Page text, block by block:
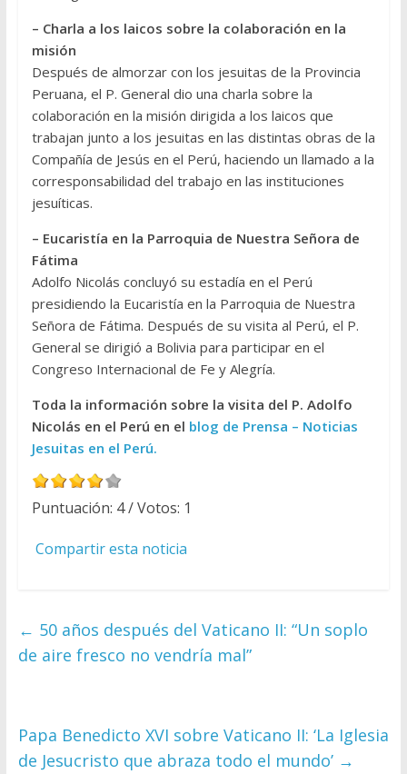
– Charla a los laicos sobre la colaboración en la
misión
Después de almorzar con los jesuitas de la Provincia
Peruana, el P. General dio una charla sobre la
colaboración en la misión dirigida a los laicos que
trabajan junto a los jesuitas en las distintas obras de la
Compañía de Jesús en el Perú, haciendo un llamado a la
corresponsabilidad del trabajo en las instituciones
jesuíticas.
– Eucaristía en la Parroquia de Nuestra Señora de
Fátima
Adolfo Nicolás concluyó su estadía en el Perú
presidiendo la Eucaristía en la Parroquia de Nuestra
Señora de Fátima. Después de su visita al Perú, el P.
General se dirigió a Bolivia para participar en el
Congreso Internacional de Fe y Alegría.
Toda la información sobre la visita del P. Adolfo
Nicolás en el Perú en el blog de Prensa – Noticias
Jesuitas en el Perú.
Puntuación: 4/ Votos: 1
Compartir esta noticia
← 50 años después del Vaticano II: “Un soplo
de aire fresco no vendría mal”
Papa Benedicto XVI sobre Vaticano II: ‘La Iglesia
de Jesucristo que abraza todo el mundo’ →